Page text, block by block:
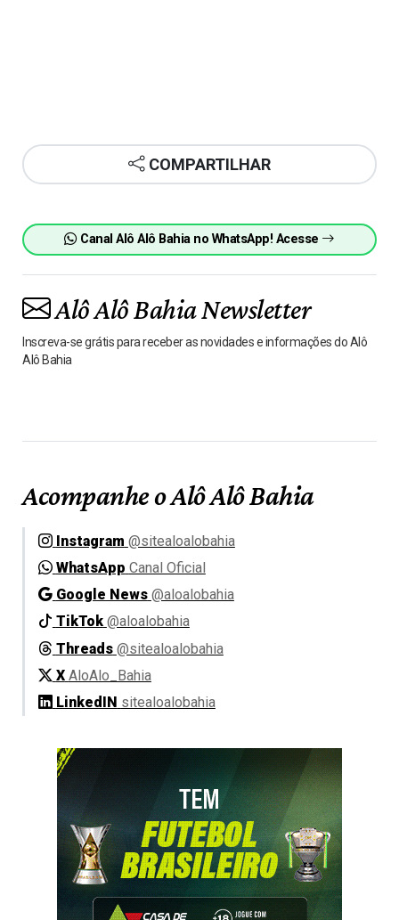
COMPARTILHAR
Canal Alô Alô Bahia no WhatsApp! Acesse
Alô Alô Bahia Newsletter
Inscreva-se grátis para receber as novidades e informações do Alô
Alô Bahia
Acompanhe o Alô Alô Bahia
Instagram @sitealoalobahia
WhatsApp Canal Oficial
Google News @aloalobahia
TikTok @aloalobahia
Threads @sitealoalobahia
X AloAlo_Bahia
LinkedIN sitealoalobahia